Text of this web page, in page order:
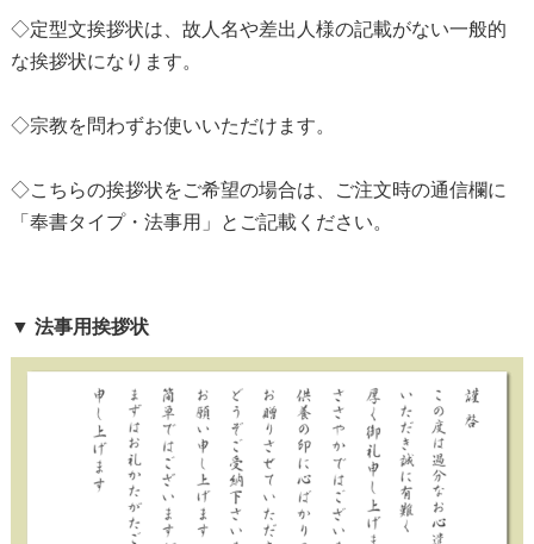
◇定型文挨拶状は、故人名や差出人様の記載がない一般的
な挨拶状になります。
◇宗教を問わずお使いいただけます。
◇こちらの挨拶状をご希望の場合は、ご注文時の通信欄に
「奉書タイプ・法事用」とご記載ください。
▼ 法事用挨拶状